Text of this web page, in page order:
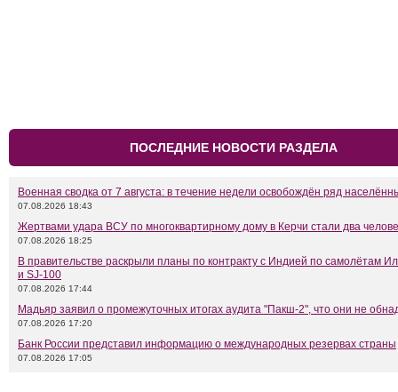
ПОСЛЕДНИЕ НОВОСТИ РАЗДЕЛА
Военная сводка от 7 августа: в течение недели освобождён ряд
07.08.2026 18:43
Жертвами удара ВСУ по многоквартирному дому в Керчи стали два
07.08.2026 18:25
В правительстве раскрыли планы по контракту с Индией по самолётам
и SJ-100
07.08.2026 17:44
Мадьяр заявил о промежуточных итогах аудита "Пакш-2", что они не
07.08.2026 17:20
Банк России представил информацию о международных резервах страны
07.08.2026 17:05